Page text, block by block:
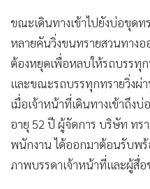
ต้องหยุดเพื่อหลบให้รถบรรทุ
และขณะรถบรรทุกทรายวิ่งผ่
เมื่อเจ้าหน้าที่เดินทางเข้าถึง
อายุ 52 ปี ผู้จัดการ บริษัท ทร
พนักงาน ได้ออกมาต้อนรับพ
ภาพบรรดาเจ้าหน้าที่และผู้สื่อ
จากนั้นเจ้าหน้าที่แต่ละหน่วยง